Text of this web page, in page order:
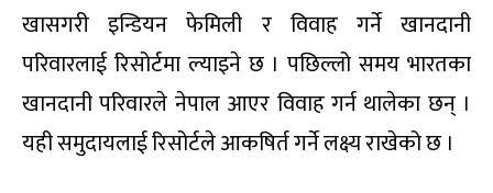
खासगरी इन्डियन फेमिली र विवाह गर्ने खानदानी
परिवारलाई रिसोर्टमा ल्याइने छ । पछिल्लो समय भारतका
खानदानी परिवारले नेपाल आएर विवाह गर्न थालेका छन् ।
यही समुदायलाई रिसोर्टले आकषिर्त गर्ने लक्ष्य राखेको छ ।